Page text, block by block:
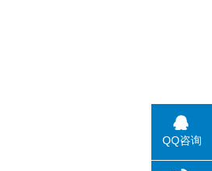
QQ咨询